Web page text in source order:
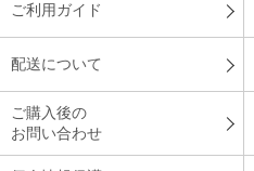
ご利用ガイド
配送について
ご購入後の
お問い合わせ